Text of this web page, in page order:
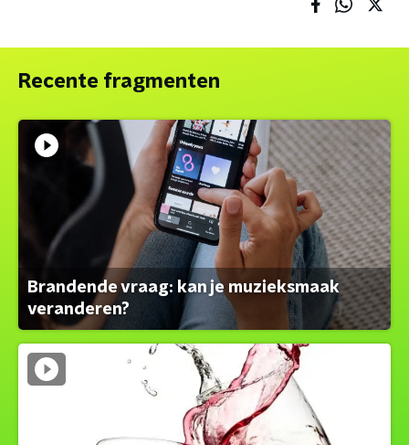
Recente fragmenten
Brandende vraag: kan je muzieksmaak
veranderen?